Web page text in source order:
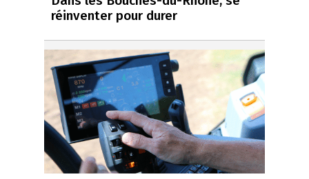
réinventer pour durer